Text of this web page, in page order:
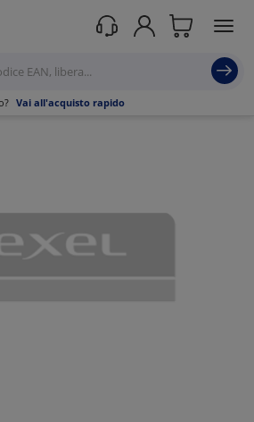
Vai all'acquisto rapido
per l'illuminazione/Alimentatori per